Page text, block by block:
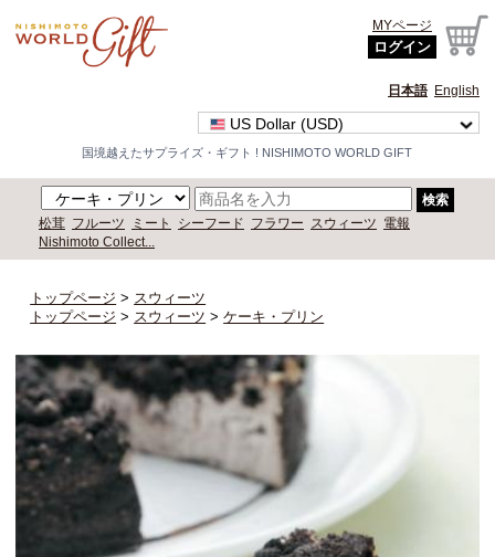
日本語 English
US Dollar (USD)
国境越えたサプライズ・ギフト ! NISHIMOTO WORLD GIFT
検索
松茸 フルーツ ミート シーフード フラワー スウィーツ
電報
Nishimoto Collect...
MYページ
ログイン
トップページ > スウィーツ
トップページ > スウィーツ >ケーキ・プリン